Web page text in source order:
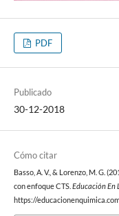
PDF
Publicado
30-12-2018
Cómo citar
Basso, A. V., & Lorenzo, M. G.
con enfoque CTS.Educación En
https://